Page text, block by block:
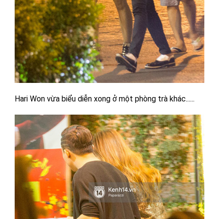
Hari Won vừa biểu diễn xong ở một phòng trà khác......